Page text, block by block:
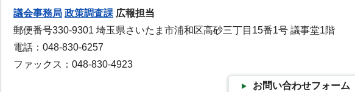
議会事務局 政策調査課 広報担当
郵便番号330-9301 埼玉県さいたま市浦和区高砂三丁目15番1号 議事堂1階
電話：048-830-6257
ファックス：048-830-4923
お問い合わせフォーム